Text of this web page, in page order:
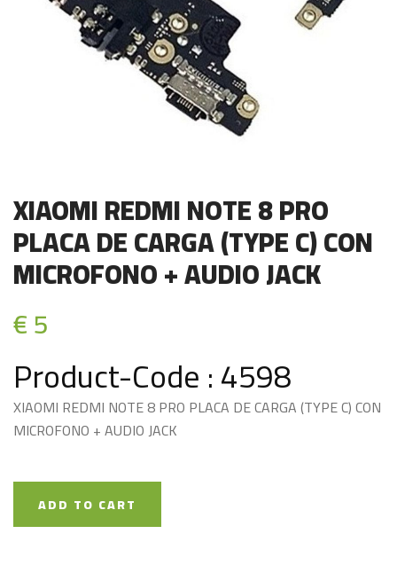
XIAOMI REDMI NOTE 8 PRO
PLACA DE CARGA (TYPE C) CON
MICROFONO + AUDIO JACK
€ 5
Product-Code : 4598
XIAOMI REDMI NOTE 8 PRO PLACA DE CARGA (TYPE C) CON
MICROFONO + AUDIO JACK
ADD TO CART